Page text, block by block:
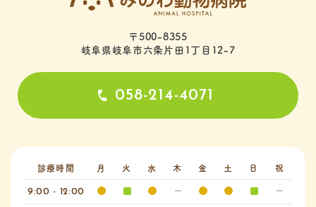
〒500-8355
岐阜県岐阜市六条片田1丁目12-7
058-214-4071
診療時間 月 火 水 木 金 土 日 祝
9:00 - 12:00